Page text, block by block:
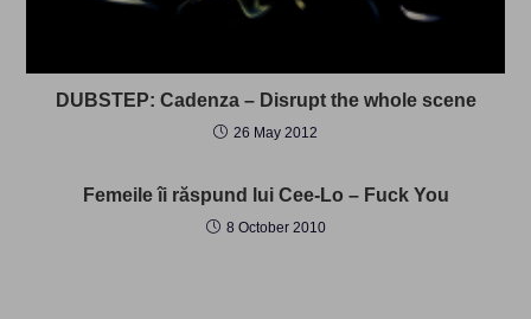
DUBSTEP: Cadenza – Disrupt the whole scene
26 May 2012
Femeile îi răspund lui Cee-Lo – Fuck You
8 October 2010